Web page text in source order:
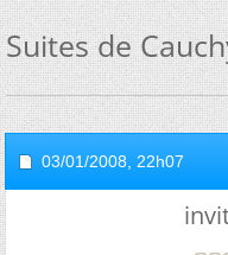
Suites de
03/01/2008, 22h07